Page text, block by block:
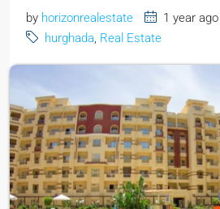
by horizonrealestate
1 year ago
hurghada, Real Estate